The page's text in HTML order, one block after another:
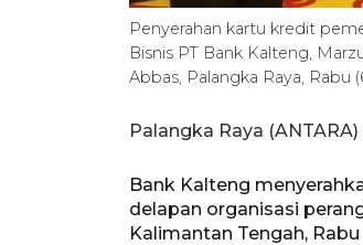
Penyerahan kartu kredit
Bisnis PT Bank Kalteng,
Abbas, Palangka Raya, Rabu
Palangka Raya (ANTARA)
Bank Kalteng
delapan organisasi
Kalimantan Tengah, Rabu